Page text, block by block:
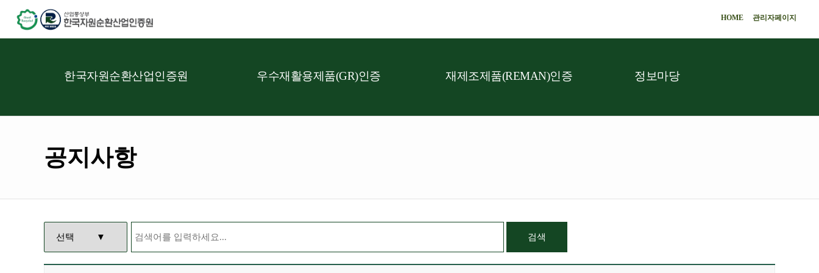
HOME 관리자페이지
한국자원순환산업인증원 우수재활용제품(GR)인증 재제조제품(REMAN)인증 정보마당
공지사항
검색